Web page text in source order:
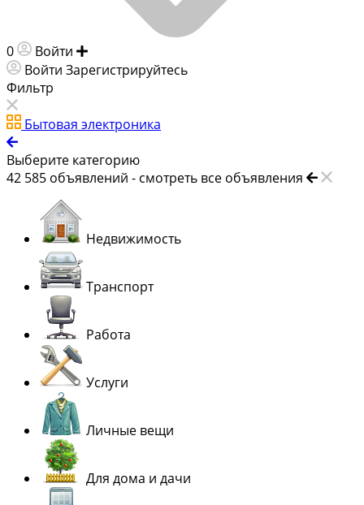
0 Войти
Войти Зарегистрируйтесь
Фильтр
Бытовая электроника
Выберите категорию
42 585 объявлений - смотреть все объявления
Недвижимость
Транспорт
Работа
Услуги
Личные вещи
Для дома и дачи